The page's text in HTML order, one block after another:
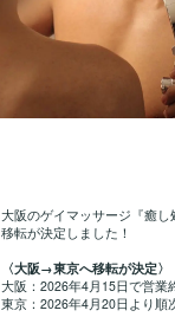
大阪のゲイマッサージ『癒
移転が決定しました！
〈大阪→東京へ移転が決定〉
大阪：2026年4月15日で営業
東京：2026年4月20日より順